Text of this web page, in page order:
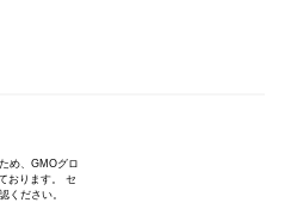
め、GMOグロ
おります。 セ
ください。